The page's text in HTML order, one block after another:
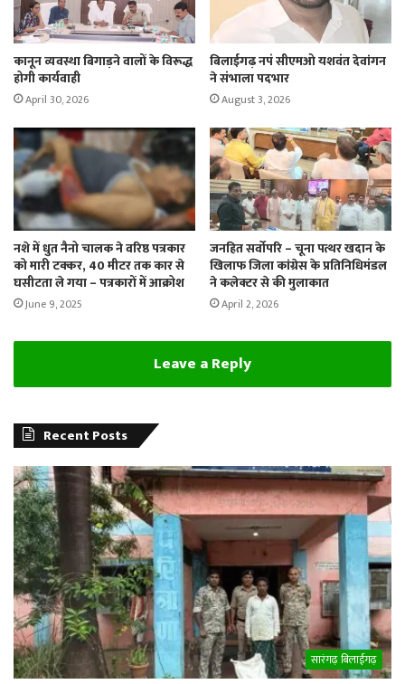
कानून व्यवस्था बिगाड़ने वालों के विरूद्ध
होगी कार्यवाही
April 30, 2026
बिलाईगढ़ नपं सीएमओ यशवंत देवांगन
ने संभाला पदभार
August 3, 2026
नशे में धुत नैनो चालक ने वरिष्ठ पत्रकार
को मारी टक्कर, 40 मीटर तक कार से
घसीटता ले गया – पत्रकारों में आक्रोश
June 9, 2025
जनहित सर्वोपरि – चूना पत्थर खदान के
खिलाफ जिला कांग्रेस के प्रतिनिधिमंडल
ने कलेक्टर से की मुलाकात
April 2, 2026
Leave a Reply
Recent Posts
सारंगढ़ बिलाईगढ़